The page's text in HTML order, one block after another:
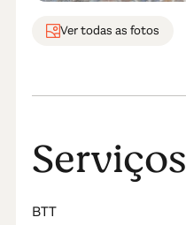
Ver todas as fotos
Serviços
BTT